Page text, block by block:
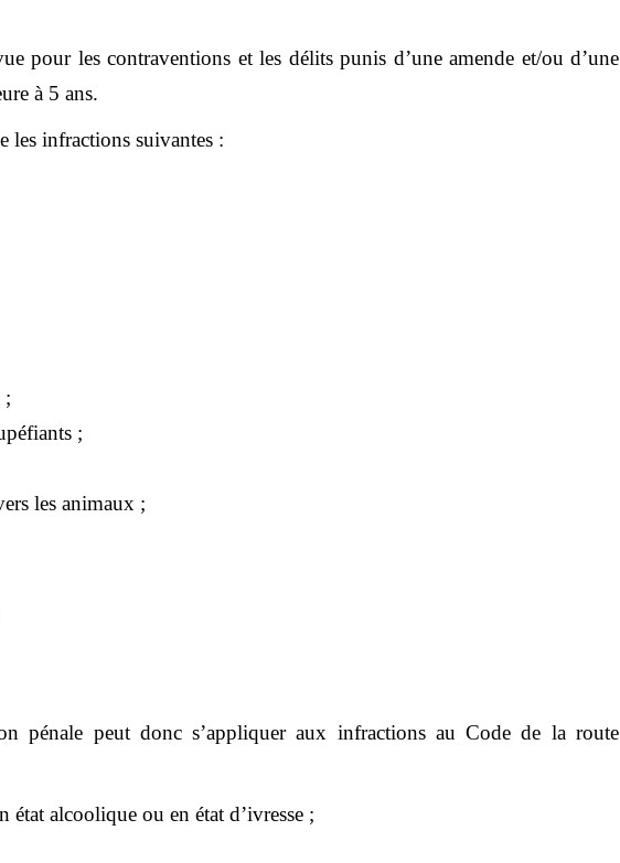
pour les contraventions et les délits punis d’une amende et/ou d’une
à 5 ans.
les infractions suivantes :
;
;
les animaux ;
pénale peut donc s’appliquer aux infractions au Code de la route
état alcoolique ou en état d’ivresse ;